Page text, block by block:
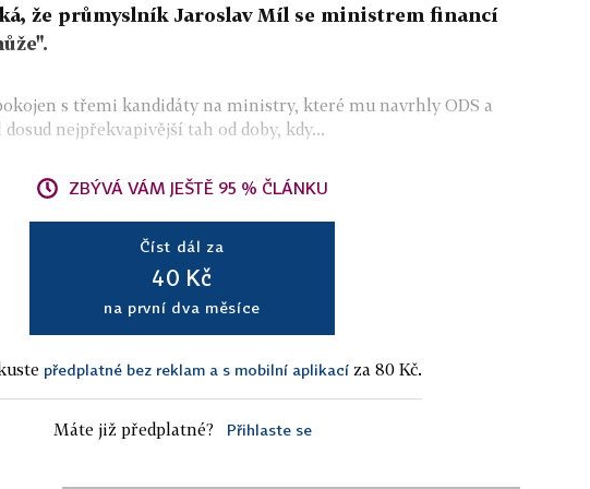
že průmyslník Jaroslav Míl se ministrem financí
s třemi kandidáty na ministry, které mu navrhly ODS a
dosud nejpřekvapivější tah od doby, kdy...
ZBÝVÁ VÁM JEŠTĚ 95 % ČLÁNKU
Číst dál za
40 Kč
na první dva měsíce
předplatné bez reklam a s mobilní aplikací za 80 Kč.
Máte již předplatné? Přihlaste se